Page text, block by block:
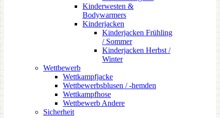
Kinderwesten &
Bodywarmers
Kinderjacken
Kinderjacken Frühling
/ Sommer
Kinderjacken Herbst /
Winter
Wettbewerb
Wettkampfjacke
Wettbewerbsblusen / -hemden
Wettkampfhose
Wettbewerb Andere
Sicherheit